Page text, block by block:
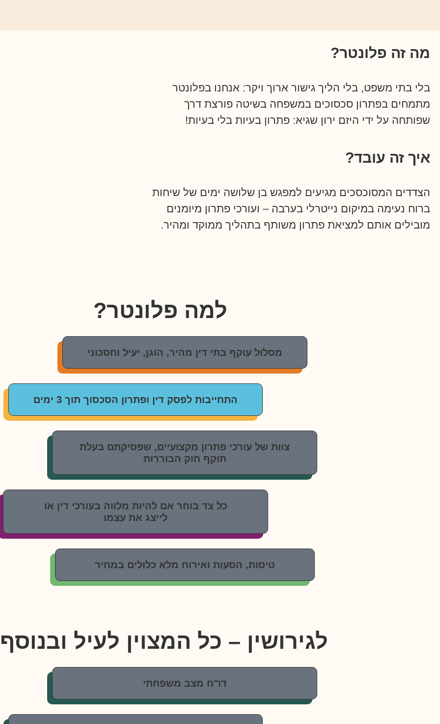
מה זה פלונטר?
בלי בתי משפט, בלי הליך גישור ארוך ויקר: אנחנו בפלונטר
מתמחים בפתרון סכסוכים במשפחה בשיטה פורצת דרך
שפותחה על ידי היזם ירון שגיא: פתרון בעיות בלי בעיות!
איך זה עובד?
הצדדים המסוכסכים מגיעים למפגש בן שלושה ימים של שיחות
ברוח נעימה במיקום נייטרלי בערבה – ועורכי פתרון מיומנים
מובילים אותם למציאת פתרון משותף בתהליך ממוקד ומהיר.
למה פלונטר?
מסלול עוקף בתי דין מהיר, הוגן, יעיל וחסכוני
התחייבות לפסק דין ופתרון הסכסוך תוך 3 ימים
צוות של עורכי פתרון מקצועיים, שפסיקתם בעלת
תוקף חוק הבוררות
כל צד בוחר אם להיות מלווה בעורכי דין או
לייצג את עצמו
טיסות, הסעות ואירוח מלא כלולים במחיר
לגירושין – כל המצוין לעיל
דו"ח מצב משפחתי